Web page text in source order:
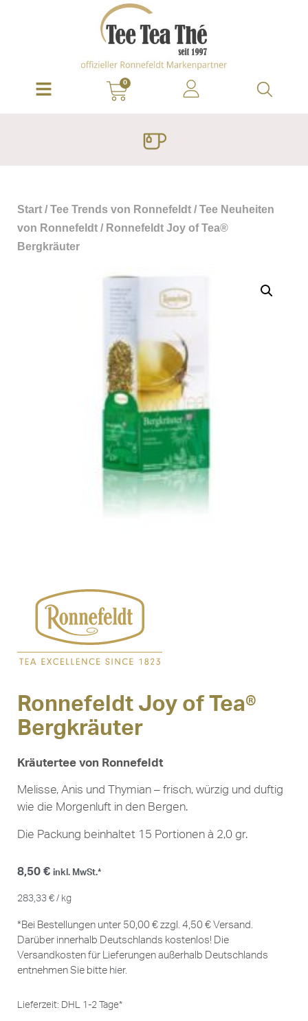
0
Start / Tee Trends von Ronnefeldt / Tee Neuheiten
von Ronnefeldt / Ronnefeldt Joy of Tea®
Bergkräuter
Ronnefeldt Joy of Tea®
Bergkräuter
Kräutertee von Ronnefeldt
Melisse, Anis und Thymian – frisch, würzig und duftig
wie die Morgenluft in den Bergen.
Die Packung beinhaltet 15 Portionen à 2,0 gr.
8,50 € inkl. MwSt.*
283,33 € / kg
*Bei Bestellungen unter 50,00 € zzgl. 4,50 € Versand.
Darüber innerhalb Deutschlands kostenlos! Die
Versandkosten für Lieferungen außerhalb Deutschlands
entnehmen Sie bitte hier.
Lieferzeit: DHL 1-2 Tage*